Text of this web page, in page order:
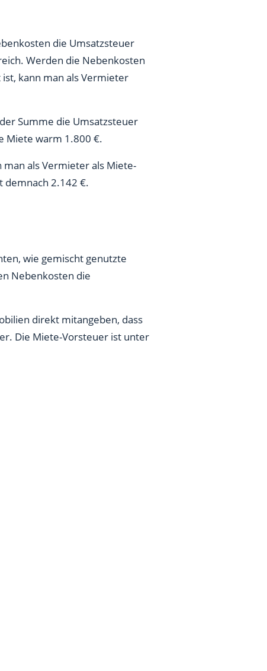
die Umsatzsteuer
Werden die Nebenkosten
kann man als Vermieter
Summe die Umsatzsteuer
Miete warm 1.800 €.
man als Vermieter als Miete-
demnach 2.142 €.
wie gemischt genutzte
Nebenkosten die
direkt mitangeben, dass
Die Miete-Vorsteuer ist unter